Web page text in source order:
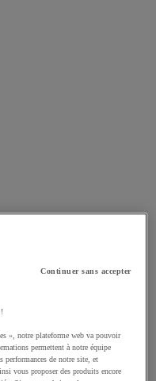
Continuer sans accepter
!
», notre plateforme web va pouvoir
permettent à notre équipe
performances de notre site, et
vous proposer des produits encore